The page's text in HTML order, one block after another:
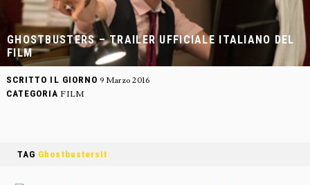
GHOSTBUSTERS – TRAILER UFFICIALE ITALIANO DEL
FILM
SCRITTO IL GIORNO 9 Marzo 2016
CATEGORIA FILM
TAG GhostbustersIt